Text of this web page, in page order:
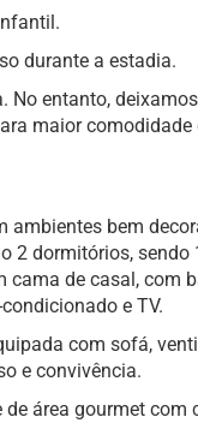
durante a estadia.
No entanto,
maior comodidade
ambientes bem
2 dormitórios, sendo
cama de casal, com
e TV.
com sofá,
e convivência.
área gourmet com